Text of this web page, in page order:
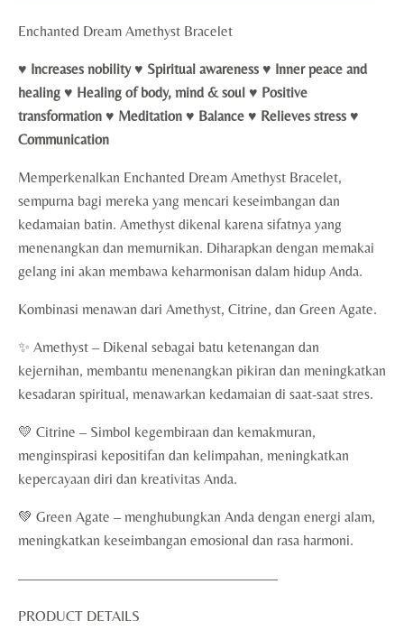
Enchanted Dream Amethyst Bracelet
♥ Increases nobility ♥ Spiritual awareness ♥ Inner peace and
healing ♥ Healing of body, mind & soul ♥ Positive
transformation ♥ Meditation ♥ Balance ♥ Relieves stress ♥
Communication
Memperkenalkan Enchanted Dream Amethyst Bracelet,
sempurna bagi mereka yang mencari keseimbangan dan
kedamaian batin. Amethyst dikenal karena sifatnya yang
menenangkan dan memurnikan. Diharapkan dengan memakai
gelang ini akan membawa keharmonisan dalam hidup Anda.
Kombinasi menawan dari Amethyst, Citrine, dan Green Agate.
✨ Amethyst – Dikenal sebagai batu ketenangan dan
kejernihan, membantu menenangkan pikiran dan meningkatkan
kesadaran spiritual, menawarkan kedamaian di saat-saat stres.
💛 Citrine – Simbol kegembiraan dan kemakmuran,
menginspirasi kepositifan dan kelimpahan, meningkatkan
kepercayaan diri dan kreativitas Anda.
💚 Green Agate – menghubungkan Anda dengan energi alam,
meningkatkan keseimbangan emosional dan rasa harmoni.
——————————————————
PRODUCT DETAILS